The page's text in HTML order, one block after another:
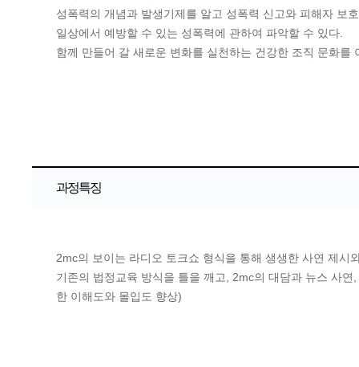
성폭력의 개념과 발생기제를 알고 성폭력 신고와 피해자 보
일상에서 예방할 수 있는 성폭력에 관하여 파악할 수 있다.
함께 만들어 갈 새로운 변화를 실천하는 건강한 조직 문화를
과정특징
2mc의 보이는 라디오 토크쇼 형식을 통해 생생한 사연 제시
기존의 법정교육 방식을 틀을 깨고, 2mc의 대담과 뉴스 사
한 이해도와 몰입도 향상)